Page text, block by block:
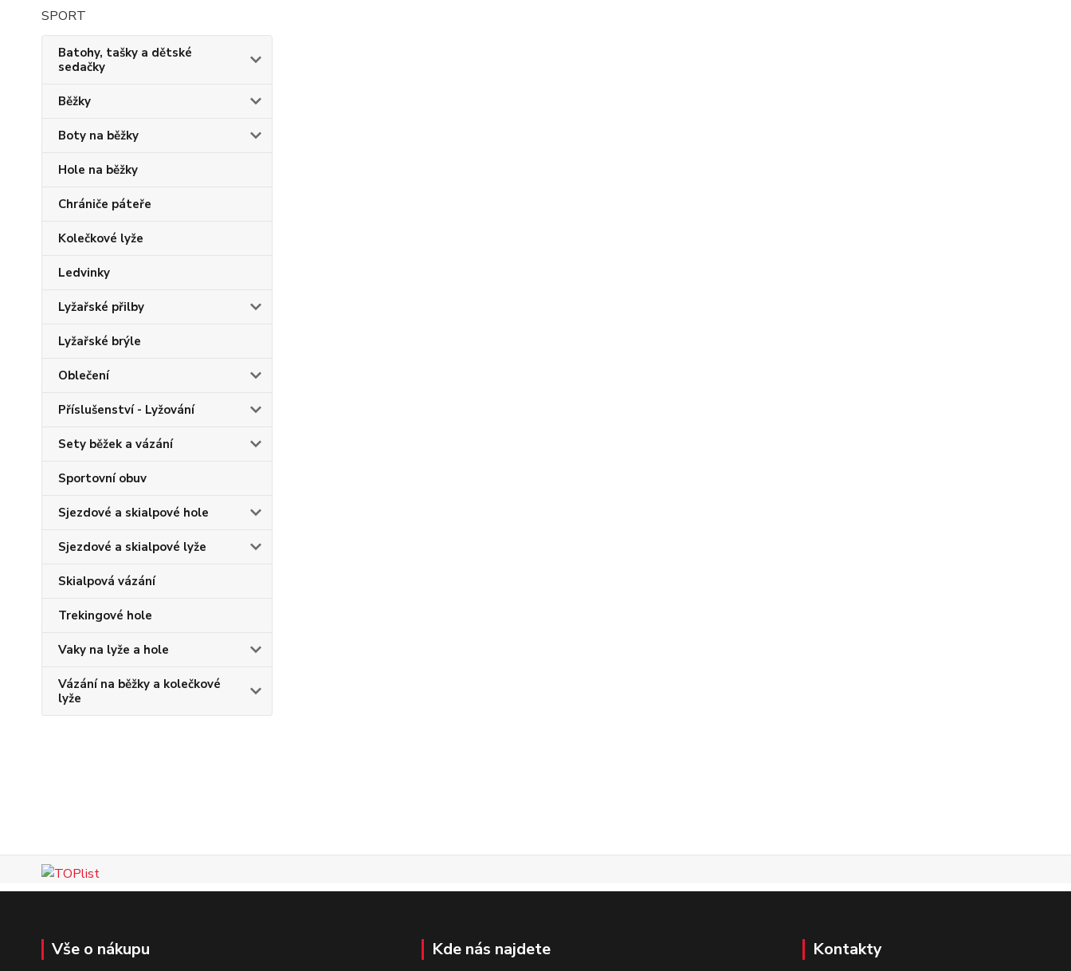
SPORT
Batohy, tašky a dětské
sedačky
Běžky
Boty na běžky
Hole na běžky
Chrániče páteře
Kolečkové lyže
Ledvinky
Lyžařské přilby
Lyžařské brýle
Oblečení
Příslušenství - Lyžování
Sety běžek a vázání
Sportovní obuv
Sjezdové a skialpové hole
Sjezdové a skialpové lyže
Skialpová vázání
Trekingové hole
Vaky na lyže a hole
Vázání na běžky a kolečkové
lyže
Vše o nákupu Kde nás najdete Kontakty